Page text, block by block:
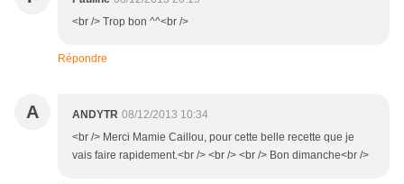
<br /> Trop bon ^^<br />
Répondre
A ANDYTR 08/12/2013 10:34
<br /> Merci Mamie Caillou, pour cette belle recette que je
vais faire rapidement.<br /> <br /> <br /> Bon dimanche<br />